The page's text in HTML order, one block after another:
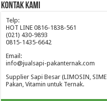
Kontak Kami
Telp:
HOT LINE 0816-1838-561
(021) 430-9893
0815-1435-6642
Email:
info@jualsapi-pakanternak.com
Supplier Sapi Besar (LIMOSIN,
Pakan, Vitamin untuk Ternak.